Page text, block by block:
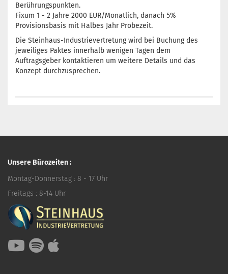
Berührungspunkten.
Fixum 1 - 2 Jahre 2000 EUR/Monatlich, danach 5%
Provisionsbasis mit Halbes Jahr Probezeit.
Die Steinhaus-Industrievertretung wird bei Buchung des
jeweiliges Paktes innerhalb wenigen Tagen dem
Auftragsgeber kontaktieren um weitere Details und das
Konzept durchzusprechen.
Unsere Bürozeiten :
Montag-Donnerstag : 8 - 17 Uhr
Freitags : 8-14 Uhr